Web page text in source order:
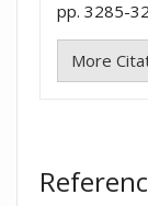
pp. 3285-
More